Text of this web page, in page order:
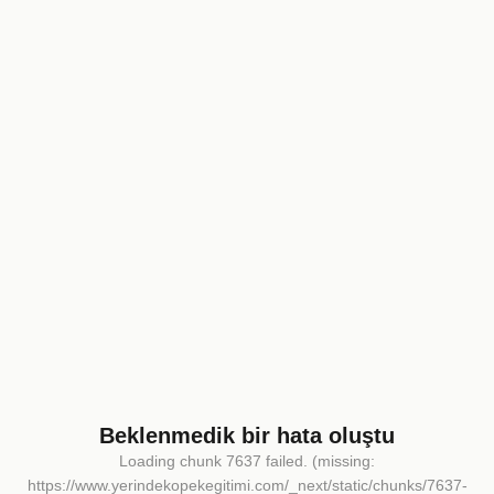
Beklenmedik bir hata oluştu
Loading chunk 7637 failed. (missing:
https://www.yerindekopekegitimi.com/_next/static/chunks/7637-